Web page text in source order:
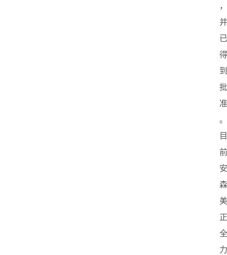
，
并
已
得
到
批
准
。
目
前
安
森
美
正
全
力